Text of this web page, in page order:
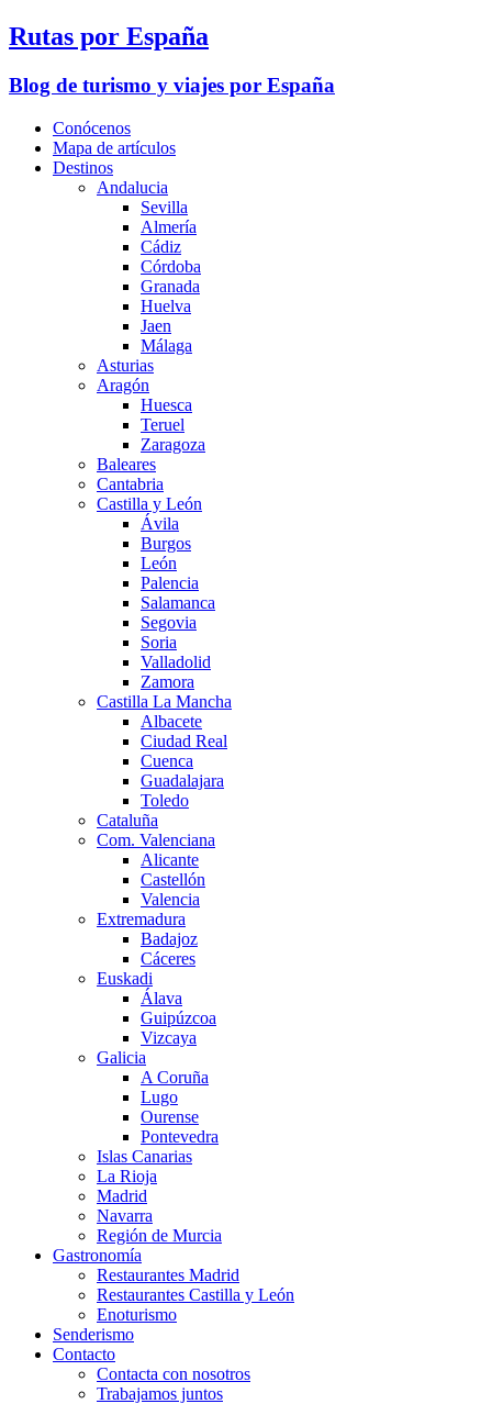
Rutas por España
Blog de turismo y viajes por España
Conócenos
Mapa de artículos
Destinos
Andalucia
Sevilla
Almería
Cádiz
Córdoba
Granada
Huelva
Jaen
Málaga
Asturias
Aragón
Huesca
Teruel
Zaragoza
Baleares
Cantabria
Castilla y León
Ávila
Burgos
León
Palencia
Salamanca
Segovia
Soria
Valladolid
Zamora
Castilla La Mancha
Albacete
Ciudad Real
Cuenca
Guadalajara
Toledo
Cataluña
Com. Valenciana
Alicante
Castellón
Valencia
Extremadura
Badajoz
Cáceres
Euskadi
Álava
Guipúzcoa
Vizcaya
Galicia
A Coruña
Lugo
Ourense
Pontevedra
Islas Canarias
La Rioja
Madrid
Navarra
Región de Murcia
Gastronomía
Restaurantes Madrid
Restaurantes Castilla y León
Enoturismo
Senderismo
Contacto
Contacta con nosotros
Trabajamos juntos